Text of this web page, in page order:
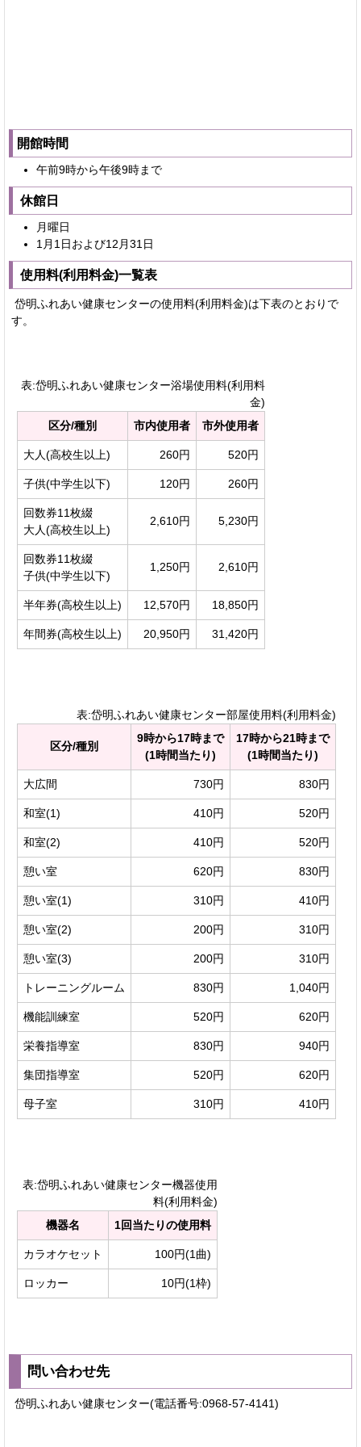
開館時間
午前9時から午後9時まで
休館日
月曜日
1月1日および12月31日
使用料(利用料金)一覧表
岱明ふれあい健康センターの使用料(利用料金)は下表のとおりで
す。
表:岱明ふれあい健康センター浴場使用料(利用料
金)
区分/種別
市内使用者 市外使用者
大人(高校生以上) 260円 520円
子供(中学生以下) 120円 260円
回数券11枚綴
大人(高校生以上)
2,610円 5,230円
回数券11枚綴
子供(中学生以下)
1,250円 2,610円
半年券(高校生以上) 12,570円 18,850円
年間券(高校生以上) 20,950円 31,420円
表:岱明ふれあい健康センター部屋使用料(利用料金)
区分/種別
9時から17時まで
(1時間当たり)
17時から21時まで
(1時間当たり)
大広間 730円 830円
和室(1) 410円 520円
和室(2) 410円 520円
憩い室 620円 830円
憩い室(1) 310円 410円
憩い室(2) 200円 310円
憩い室(3) 200円 310円
トレーニングルーム 830円 1,040円
機能訓練室 520円 620円
栄養指導室 830円 940円
集団指導室 520円 620円
母子室 310円 410円
表:岱明ふれあい健康センター機器使用
料(利用料金)
機器名
1回当たりの使用料
カラオケセット 100円(1曲)
ロッカー 10円(1枠)
問い合わせ先
岱明ふれあい健康センター(電話番号:0968-57-4141)